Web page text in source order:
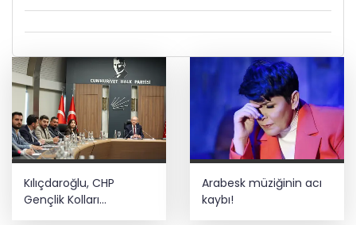
Kılıçdaroğlu, CHP
Gençlik Kolları
Arabesk müziğinin acı
kaybı!